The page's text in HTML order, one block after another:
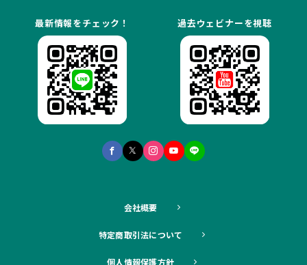
最新情報をチェック！ 過去ウェビナーを視聴
会社概要
特定商取引法について
個人情報保護方針